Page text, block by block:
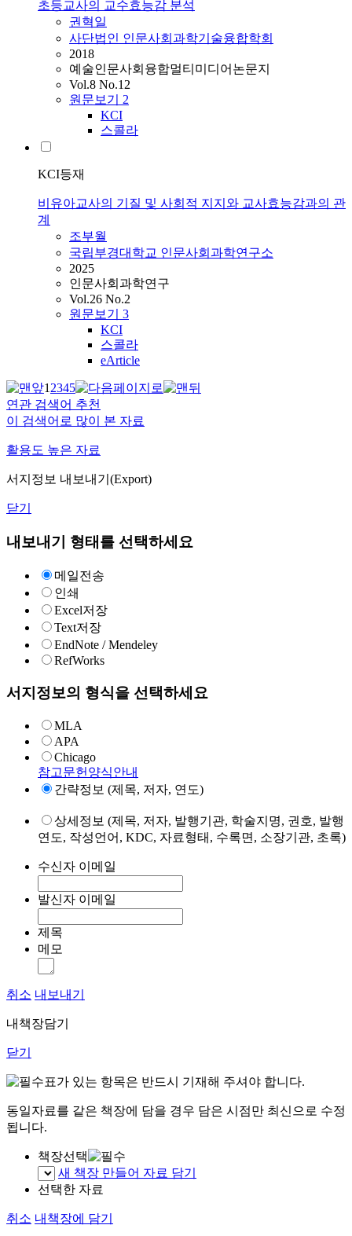
초등교사의 교수효능감 분석
권혁일
사단법인 인문사회과학기술융합학회
2018
예술인문사회융합멀티미디어논문지
Vol.8 No.12
원문보기 2
KCI
스콜라
KCI등재
비유아교사의 기질 및 사회적 지지와 교사효능감과의 관
계
조부월
국립부경대학교 인문사회과학연구소
2025
인문사회과학연구
Vol.26 No.2
원문보기 3
KCI
스콜라
eArticle
12345
연관 검색어 추천
이 검색어로 많이 본 자료
활용도 높은 자료
서지정보 내보내기(Export)
닫기
내보내기 형태를 선택하세요
메일전송
인쇄
Excel저장
Text저장
EndNote / Mendeley
RefWorks
서지정보의 형식을 선택하세요
MLA
APA
Chicago
참고문헌양식안내
간략정보 (제목, 저자, 연도)
상세정보 (제목, 저자, 발행기관, 학술지명, 권호, 발행
연도, 작성언어, KDC, 자료형태, 수록면, 소장기관, 초록)
수신자 이메일
발신자 이메일
제목
메모
취소 내보내기
내책장담기
닫기
표가 있는 항목은 반드시 기재해 주셔야 합니다.
동일자료를 같은 책장에 담을 경우 담은 시점만 최신으로 수정
됩니다.
책장선택
새 책장 만들어 자료 담기
선택한 자료
취소 내책장에 담기